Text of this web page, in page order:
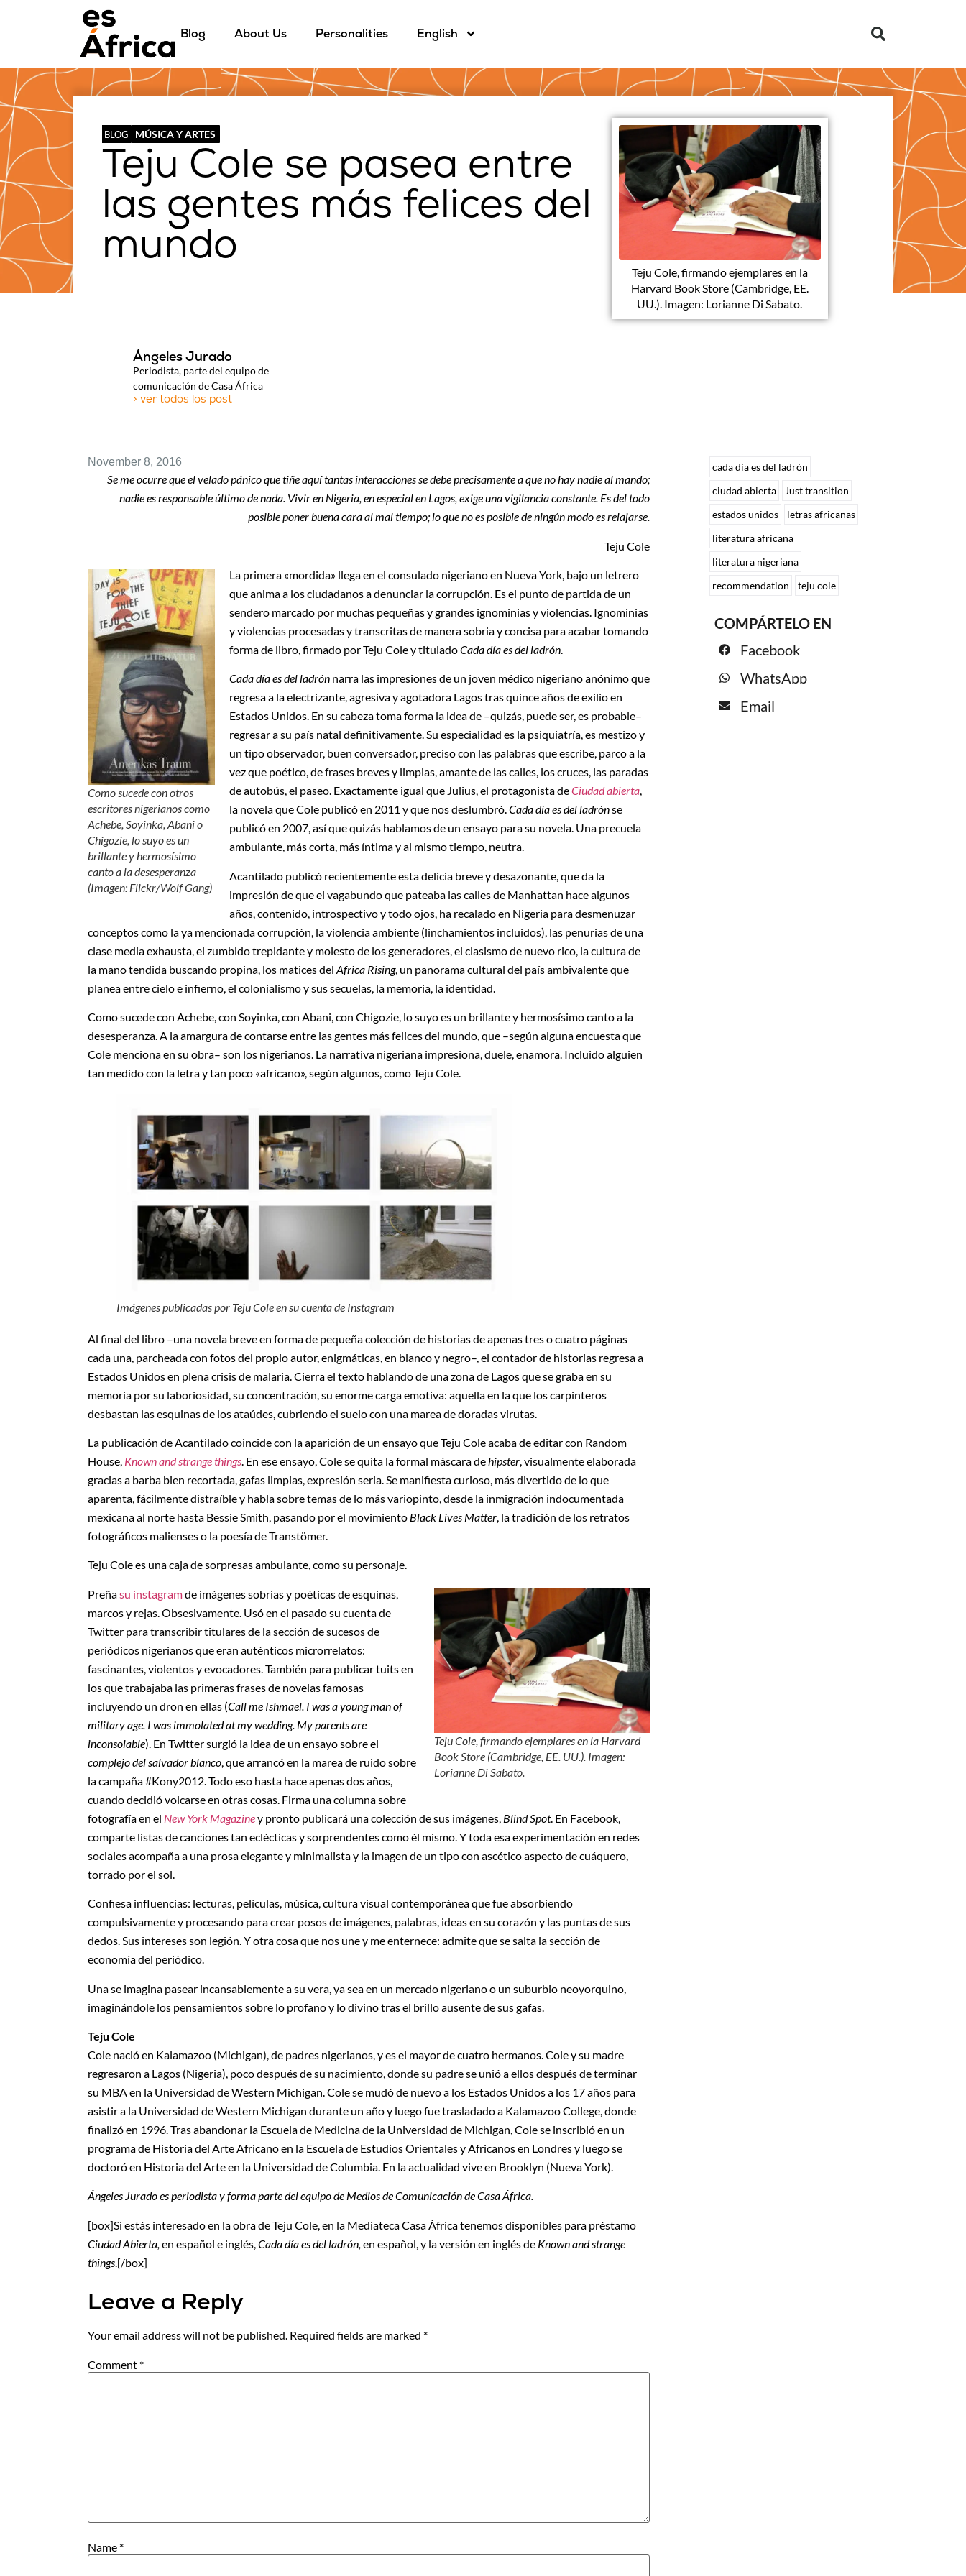
Blog About Us Personalities English
BLOG MÚSICA Y ARTES
Teju Cole se pasea entre
las gentes más felices del
mundo
Teju Cole, firmando ejemplares en la
Harvard Book Store (Cambridge, EE.
UU.). Imagen: Lorianne Di Sabato.
Ángeles Jurado
Periodista, parte del equipo de
comunicación de Casa África
> ver todos los post
November 8, 2016
Se me ocurre que el velado pánico que tiñe aquí tantas interacciones se debe precisamente a que no hay nadie al mando;
nadie es responsable último de nada. Vivir en Nigeria, en especial en Lagos, exige una vigilancia constante. Es del todo
posible poner buena cara al mal tiempo; lo que no es posible de ningún modo es relajarse.
Teju Cole
Como sucede con otros
escritores nigerianos como
Achebe, Soyinka, Abani o
Chigozie, lo suyo es un
brillante y hermosísimo
canto a la desesperanza
(Imagen: Flickr/Wolf Gang)
La primera «mordida» llega en el consulado nigeriano en Nueva York, bajo un letrero
que anima a los ciudadanos a denunciar la corrupción. Es el punto de partida de un
sendero marcado por muchas pequeñas y grandes ignominias y violencias. Ignominias
y violencias procesadas y transcritas de manera sobria y concisa para acabar tomando
forma de libro, firmado por Teju Cole y tituladoCada día es del ladrón.
Cada día es del ladrón narra las impresiones de un joven médico nigeriano anónimo que
regresa a la electrizante, agresiva y agotadora Lagos tras quince años de exilio en
Estados Unidos. En su cabeza toma forma la idea de –quizás, puede ser, es probable–
regresar a su país natal definitivamente. Su especialidad es la psiquiatría, es mestizo y
un tipo observador, buen conversador, preciso con las palabras que escribe, parco a la
vez que poético, de frases breves y limpias, amante de las calles, los cruces, las paradas
de autobús, el paseo. Exactamente igual que Julius, el protagonista deCiudad abierta,
la novela que Cole publicó en 2011 y que nos deslumbró.Cada día es del ladrónse
publicó en 2007, así que quizás hablamos de un ensayo para su novela. Una precuela
ambulante, más corta, más íntima y al mismo tiempo, neutra.
Acantilado publicó recientemente esta delicia breve y desazonante, que da la
impresión de que el vagabundo que pateaba las calles de Manhattan hace algunos
años, contenido, introspectivo y todo ojos, ha recalado en Nigeria para desmenuzar
conceptos como la ya mencionada corrupción, la violencia ambiente (linchamientos incluidos), las penurias de una
clase media exhausta, el zumbido trepidante y molesto de los generadores, el clasismo de nuevo rico, la cultura de
la mano tendida buscando propina, los matices del Africa Rising, un panorama cultural del país ambivalente que
planea entre cielo e infierno, el colonialismo y sus secuelas, la memoria, la identidad.
Como sucede con Achebe, con Soyinka, con Abani, con Chigozie, lo suyo es un brillante y hermosísimo canto a la
desesperanza. A la amargura de contarse entre las gentes más felices del mundo, que –según alguna encuesta que
Cole menciona en su obra– son los nigerianos. La narrativa nigeriana impresiona, duele, enamora. Incluido alguien
tan medido con la letra y tan poco «africano», según algunos, como Teju Cole.
Imágenes publicadas por Teju Cole en su cuenta de Instagram
Al final del libro –una novela breve en forma de pequeña colección de historias de apenas tres o cuatro páginas
cada una, parcheada con fotos del propio autor, enigmáticas, en blanco y negro–, el contador de historias regresa a
Estados Unidos en plena crisis de malaria. Cierra el texto hablando de una zona de Lagos que se graba en su
memoria por su laboriosidad, su concentración, su enorme carga emotiva: aquella en la que los carpinteros
desbastan las esquinas de los ataúdes, cubriendo el suelo con una marea de doradas virutas.
La publicación de Acantilado coincide con la aparición de un ensayo que Teju Cole acaba de editar con Random
House, Known and strange things. En ese ensayo, Cole se quita la formal máscara dehipster, visualmente elaborada
gracias a barba bien recortada, gafas limpias, expresión seria. Se manifiesta curioso, más divertido de lo que
aparenta, fácilmente distraíble y habla sobre temas de lo más variopinto, desde la inmigración indocumentada
mexicana al norte hasta Bessie Smith, pasando por el movimiento Black Lives Matter, la tradición de los retratos
fotográficos malienses o la poesía de Transtömer.
Teju Cole es una caja de sorpresas ambulante, como su personaje.
Teju Cole, firmando ejemplares en la Harvard
Book Store (Cambridge, EE. UU.). Imagen:
Lorianne Di Sabato.
Preñasu instagramde imágenes sobrias y poéticas de esquinas,
marcos y rejas. Obsesivamente. Usó en el pasado su cuenta de
Twitter para transcribir titulares de la sección de sucesos de
periódicos nigerianos que eran auténticos microrrelatos:
fascinantes, violentos y evocadores. También para publicar tuits en
los que trabajaba las primeras frases de novelas famosas
incluyendo un dron en ellas (Call me Ishmael. I was a young man of
military age. I was immolated at my wedding. My parents are
inconsolable). En Twitter surgió la idea de un ensayo sobre el
complejo del salvador blanco, que arrancó en la marea de ruido sobre
la campaña #Kony2012. Todo eso hasta hace apenas dos años,
cuando decidió volcarse en otras cosas. Firma una columna sobre
fotografía en el New York Magaziney pronto publicará una colección de sus imágenes, Blind Spot. En Facebook,
comparte listas de canciones tan eclécticas y sorprendentes como él mismo. Y toda esa experimentación en redes
sociales acompaña a una prosa elegante y minimalista y la imagen de un tipo con ascético aspecto de cuáquero,
torrado por el sol.
Confiesa influencias: lecturas, películas, música, cultura visual contemporánea que fue absorbiendo
compulsivamente y procesando para crear posos de imágenes, palabras, ideas en su corazón y las puntas de sus
dedos. Sus intereses son legión. Y otra cosa que nos une y me enternece: admite que se salta la sección de
economía del periódico.
Una se imagina pasear incansablemente a su vera, ya sea en un mercado nigeriano o un suburbio neoyorquino,
imaginándole los pensamientos sobre lo profano y lo divino tras el brillo ausente de sus gafas.
Teju Cole
Cole nació en Kalamazoo (Michigan), de padres nigerianos, y es el mayor de cuatro hermanos. Cole y su madre
regresaron a Lagos (Nigeria), poco después de su nacimiento, donde su padre se unió a ellos después de terminar
su MBA en la Universidad de Western Michigan. Cole se mudó de nuevo a los Estados Unidos a los 17 años para
asistir a la Universidad de Western Michigan durante un año y luego fue trasladado a Kalamazoo College, donde
finalizó en 1996. Tras abandonar la Escuela de Medicina de la Universidad de Michigan, Cole se inscribió en un
programa de Historia del Arte Africano en la Escuela de Estudios Orientales y Africanos en Londres y luego se
doctoró en Historia del Arte en la Universidad de Columbia. En la actualidad vive en Brooklyn (Nueva York).
Ángeles Jurado es periodista y forma parte del equipo de Medios de Comunicación de Casa África.
[box]Si estás interesado en la obra de Teju Cole, en la Mediateca Casa África tenemos disponibles para préstamo
Ciudad Abierta,en español e inglés,Cada día es del ladrón,en español, y la versión en inglés de Known and strange
things.[/box]
Leave a Reply
Your email address will not be published. Required fields are marked *
Comment *
Name *
cada día es del ladrón
ciudad abierta
Just transition
estados unidos
letras africanas
literatura africana
literatura nigeriana
recommendation
teju cole
COMPÁRTELO EN
Facebook
WhatsApp
Email